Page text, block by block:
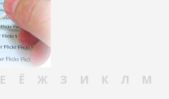
Е Ё Ж З И К Л
М